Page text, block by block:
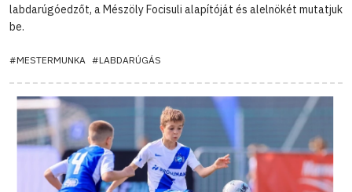
labdarúgóedzőt, a Mészöly Focisuli alapítóját és alelnökét mutatjuk
be.
#MESTERMUNKA #LABDARÚGÁS